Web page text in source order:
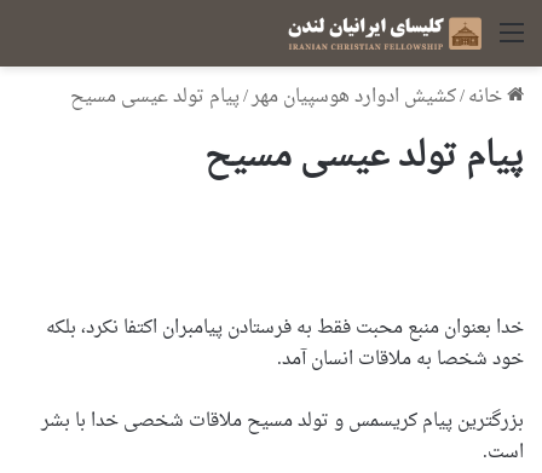
منو
خانه/کشیش ادوارد هوسپیان مهر/پیام تولد عیسی مسیح
پیام تولد عیسی مسیح
خدا بعنوان منبع محبت فقط به فرستادن پیامبران اکتفا نکرد، بلکه
خود شخصا به ملاقات انسان آمد.
بزرگترین پیام کریسمس و تولد مسیح ملاقات شخصی خدا با بشر
است.